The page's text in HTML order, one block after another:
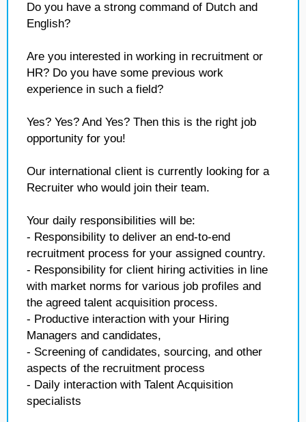
Do you have a strong command of Dutch and
English?
Are you interested in working in recruitment or
HR? Do you have some previous work
experience in such a field?
Yes? Yes? And Yes? Then this is the right job
opportunity for you!
Our international client is currently looking for a
Recruiter who would join their team.
Your daily responsibilities will be:
- Responsibility to deliver an end-to-end
recruitment process for your assigned country.
- Responsibility for client hiring activities in line
with market norms for various job profiles and
the agreed talent acquisition process.
- Productive interaction with your Hiring
Managers and candidates,
- Screening of candidates, sourcing, and other
aspects of the recruitment process
- Daily interaction with Talent Acquisition
specialists